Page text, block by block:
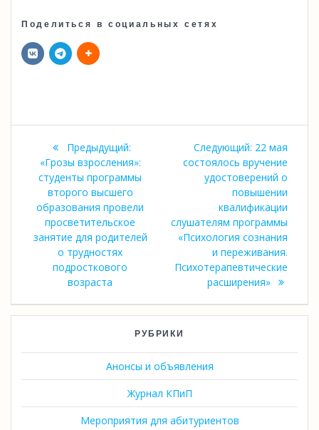
Поделиться в социальных сетях
Навигация
по
записям
Предыдущий:
Предыдущая
запись:
«Грозы взросления»:
студенты программы
второго высшего
образования провели
просветительское
занятие для родителей
о трудностях
подросткового
возраста
Следующий: Следующая
запись:
22 мая
состоялось вручение
удостоверений о
повышении
квалификации
слушателям программы
«Психология сознания
и переживания.
Психотерапевтические
расширения»
РУБРИКИ
Анонсы и объявления
Журнал КПиП
Мероприятия для абитуриентов